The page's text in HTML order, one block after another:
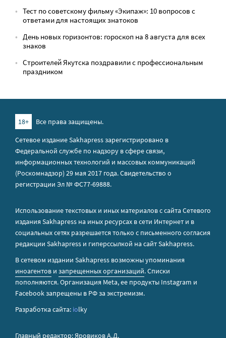
Тест по советскому фильму «Экипаж»: 10 вопросов с
ответами для настоящих знатоков
День новых горизонтов: гороскоп на 8 августа для всех
знаков
Строителей Якутска поздравили с профессиональным
праздником
18+
Все права защищены.
Сетевое издание Sakhapress зарегистрировано в
Федеральной службе по надзору в сфере связи,
информационных технологий и массовых коммуникаций
(Роскомнадзор) 29 мая 2017 года. Свидетельство о
регистрации Эл № ФС77-69888.
Использование текстовых и иных материалов с сайта Сетевого
издания Sakhapress на иных ресурсах в сети Интернет и в
социальных сетях разрешается только с письменного согласия
редакции Sakhapress и гиперссылкой на сайт Sakhapress.
В сетевом издании Sakhapress возможны упоминания
иноагентов и запрещенных организаций. Списки
пополняются. Организация Metа, ее продукты Instagram и
Facebook запрещены в РФ за экстремизм.
Разработка сайта: iolky
Главный редактор: Яровиков А.Д.